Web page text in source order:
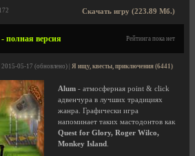
Скачать игру (223.89 Мб.)
полная версия Рейтинга пока нет
| 2015-05-17 (обновлено) | Я ищу, квесты, приключения (6441)
Alum - атмосферная point & click
адвенчура в лучших традициях
жанра. Графически игра
напоминает таких мастодонтов как
Quest for Glory, Roger Wilco,
Monkey Island